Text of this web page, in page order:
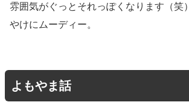
雰囲気がぐっとそれっぽくなります（笑）
やけにムーディー。
よもやま話